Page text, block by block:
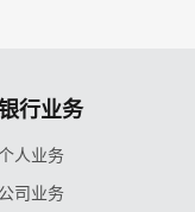
行业务
人业务
公司业务